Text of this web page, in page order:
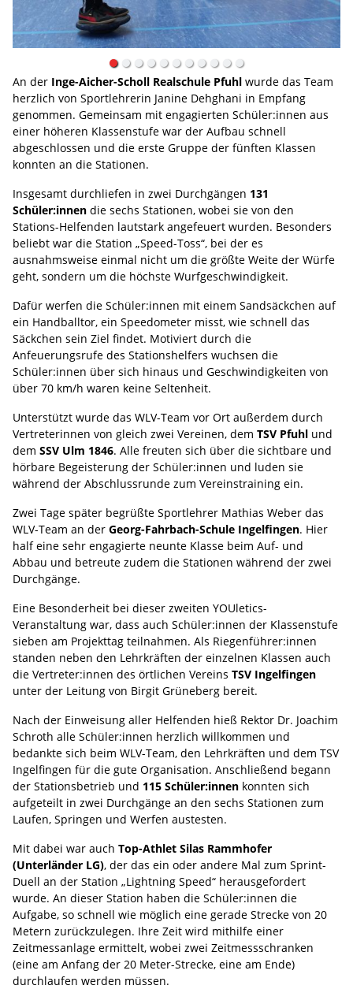
An der Inge-Aicher-Scholl Realschule Pfuhl wurde das Team
herzlich von Sportlehrerin Janine Dehghani in Empfang
genommen. Gemeinsam mit engagierten Schüler:innen aus
einer höheren Klassenstufe war der Aufbau schnell
abgeschlossen und die erste Gruppe der fünften Klassen
konnten an die Stationen.
Insgesamt durchliefen in zwei Durchgängen 131
Schüler:innen die sechs Stationen, wobei sie von den
Stations-Helfenden lautstark angefeuert wurden. Besonders
beliebt war die Station „Speed-Toss“, bei der es
ausnahmsweise einmal nicht um die größte Weite der Würfe
geht, sondern um die höchste Wurfgeschwindigkeit.
Dafür werfen die Schüler:innen mit einem Sandsäckchen auf
ein Handballtor, ein Speedometer misst, wie schnell das
Säckchen sein Ziel findet. Motiviert durch die
Anfeuerungsrufe des Stationshelfers wuchsen die
Schüler:innen über sich hinaus und Geschwindigkeiten von
über 70 km/h waren keine Seltenheit.
Unterstützt wurde das WLV-Team vor Ort außerdem durch
Vertreterinnen von gleich zwei Vereinen, dem TSV Pfuhl und
dem SSV Ulm 1846. Alle freuten sich über die sichtbare und
hörbare Begeisterung der Schüler:innen und luden sie
während der Abschlussrunde zum Vereinstraining ein.
Zwei Tage später begrüßte Sportlehrer Mathias Weber das
WLV-Team an der Georg-Fahrbach-Schule Ingelfingen. Hier
half eine sehr engagierte neunte Klasse beim Auf- und
Abbau und betreute zudem die Stationen während der zwei
Durchgänge.
Eine Besonderheit bei dieser zweiten YOUletics-
Veranstaltung war, dass auch Schüler:innen der Klassenstufe
sieben am Projekttag teilnahmen. Als Riegenführer:innen
standen neben den Lehrkräften der einzelnen Klassen auch
die Vertreter:innen des örtlichen Vereins TSV Ingelfingen
unter der Leitung von Birgit Grüneberg bereit.
Nach der Einweisung aller Helfenden hieß Rektor Dr. Joachim
Schroth alle Schüler:innen herzlich willkommen und
bedankte sich beim WLV-Team, den Lehrkräften und dem TSV
Ingelfingen für die gute Organisation. Anschließend begann
der Stationsbetrieb und 115 Schüler:innen konnten sich
aufgeteilt in zwei Durchgänge an den sechs Stationen zum
Laufen, Springen und Werfen austesten.
Mit dabei war auch Top-Athlet Silas Rammhofer
(Unterländer LG), der das ein oder andere Mal zum Sprint-
Duell an der Station „Lightning Speed“ herausgefordert
wurde. An dieser Station haben die Schüler:innen die
Aufgabe, so schnell wie möglich eine gerade Strecke von 20
Metern zurückzulegen. Ihre Zeit wird mithilfe einer
Zeitmessanlage ermittelt, wobei zwei Zeitmessschranken
(eine am Anfang der 20 Meter-Strecke, eine am Ende)
durchlaufen werden müssen.